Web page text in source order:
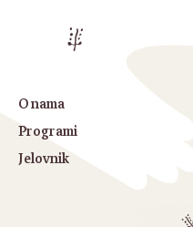
O nama
Programi
Jelovnik